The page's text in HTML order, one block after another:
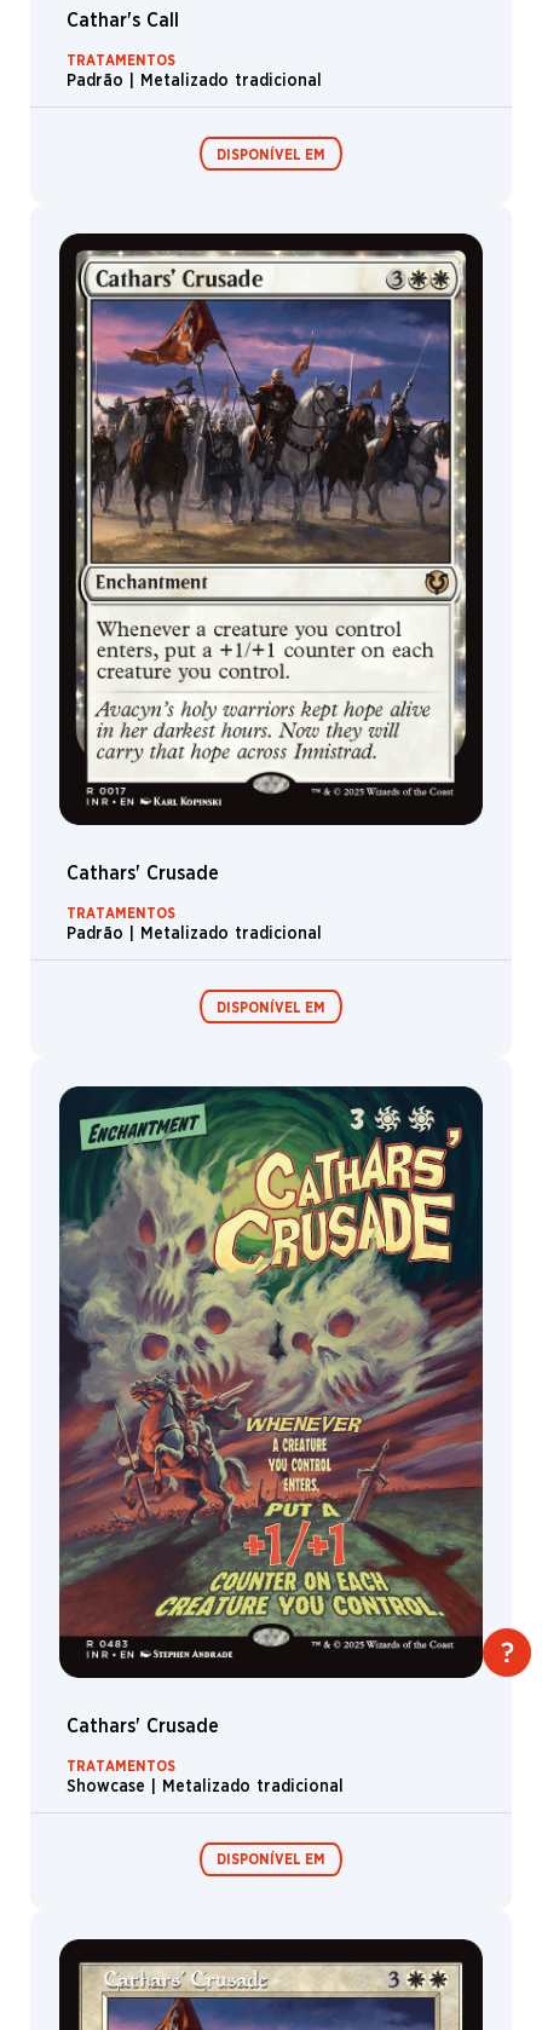
Cathar's Call
TRATAMENTOS
Padrão | Metalizado tradicional
DISPONÍVEL EM
Boosters de
Jogo
Colecionador
Cathars' Crusade
TRATAMENTOS
Padrão | Metalizado tradicional
DISPONÍVEL EM
Boosters de
Jogo
Boosters de
Colecionador
Cathars' Crusade
TRATAMENTOS
Showcase | Metalizado tradicional
DISPONÍVEL EM
Boosters de
Colecionador